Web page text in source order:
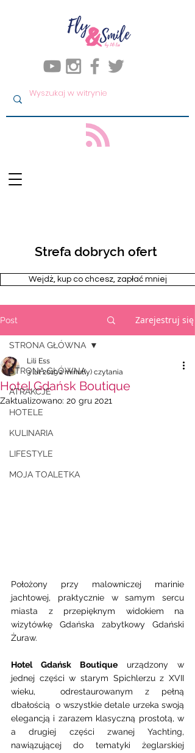
Strefa dobrych ofert
Wejdż, kup co chcesz, zapłać mniej
Post Zarejestruj się
STRONA GŁÓWNA
ATRAKCJE
HOTELE
KULINARIA
LIFESTYLE
MOJA TOALETKA
STRONA GŁÓWNA
Hotel Gdańsk Boutique
Lili Ess
3 lut 20192 minut(y) czytania
Zaktualizowano: 20 gru 2021
Położony przy malowniczej marinie
jachtowej, praktycznie w samym sercu
miasta z przepięknym widokiem na
wizytówkę Gdańska zabytkowy Gdański
Żuraw.
Hotel Gdańsk Boutique urządzony w
jednej części w starym Spichlerzu z XVII
wieku,  odrestaurowanym z pełną
dbałością  o wszystkie detale urzeka swoją
elegancją i zarazem klasyczną prostotą, w
a drugiej części zwanej Yachting,
nawiązującej do tematyki żeglarskiej